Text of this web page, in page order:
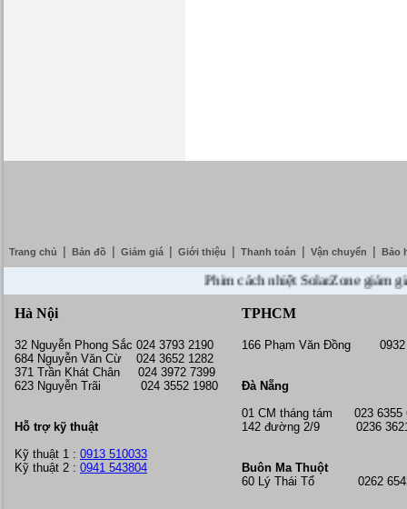
Trang chủ Bản đồ Giảm giá Giới thiệu Thanh toán Vận chuyển Bảo
Phim cách nhiệt SolarZone giảm giá
Hà Nội
32 Nguyễn Phong Sắc 024 3793 2190
684 Nguyễn Văn Cừ 024 3652 1282
371 Trần Khát Chân 024 3972 7399
623 Nguyễn Trãi 024 3552 1980
Hỗ trợ kỹ thuật
Kỹ thuật 1 : 0913 510033
Kỹ thuật 2 : 0941 543804
TPHCM
166 Phạm Văn Đồng 0932
Đà Nẵng
01 CM tháng tám 023 6355
142 đường 2/9 0236
Buôn Ma Thuột
60 Lý Thái Tổ 0262